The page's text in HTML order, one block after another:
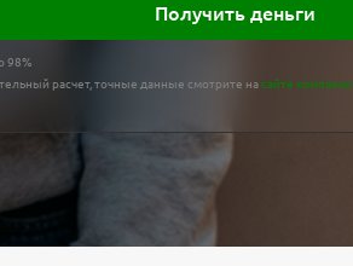
Получить деньги
98%
расчет, точные данные смотрите насайте компании